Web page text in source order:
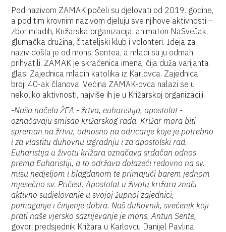
Pod nazivom ZAMAK počeli su djelovati od 2019. godine,
a pod tim krovnim nazivom djeluju sve njihove aktivnosti –
zbor mladih, Križarska organizacija, animatori NaSveJak,
glumačka družina, čitateljski klub i volonteri. Ideja za
naziv došla je od mons. Sentea, a mladi su ju odmah
prihvatili. ZAMAK je skraćenica imena, čija duža varijanta
glasi Zajednica mladih katolika iz Karlovca. Zajednica
broji 40-ak članova. Većina ZAMAK-ovca nalazi se u
nekoliko aktivnosti, najviše ih je u Križarskoj organizaciji.
-Naša načela ŽEA - žrtva, euharistija, apostolat -
označavaju smisao križarskog rada. Križar mora biti
spreman na žrtvu, odnosno na odricanje koje je potrebno
i za vlastitu duhovnu izgradnju i za apostolski rad.
Euharistija u životu križara označava srdačan odnos
prema Euharistiji, a to održava dolazeći redovno na sv.
misu nedjeljom i blagdanom te primajući barem jednom
mjesečno sv. Pričest. Apostolat u životu križara znači
aktivno sudjelovanje u svojoj župnoj zajednici,
pomaganje i činjenje dobra. Naš duhovnik, svećenik koji
prati naše vjersko sazrijevanje je mons. Antun Sente,
govori predsjednik Križara u Karlovcu Danijel Pavlina.